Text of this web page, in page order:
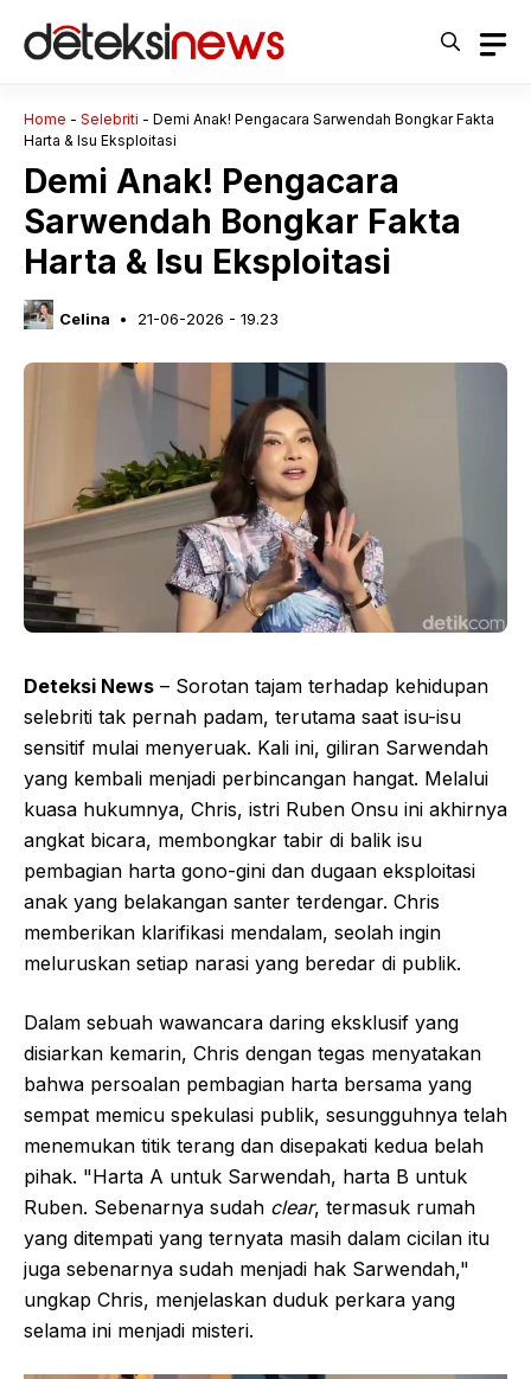
Home - Selebriti - Demi Anak! Pengacara Sarwendah Bongkar Fakta
Harta & Isu Eksploitasi
Demi Anak! Pengacara
Sarwendah Bongkar Fakta
Harta & Isu Eksploitasi
Celina 21-06-2026 - 19.23
Deteksi News – Sorotan tajam terhadap kehidupan
selebriti tak pernah padam, terutama saat isu-isu
sensitif mulai menyeruak. Kali ini, giliran Sarwendah
yang kembali menjadi perbincangan hangat. Melalui
kuasa hukumnya, Chris, istri Ruben Onsu ini akhirnya
angkat bicara, membongkar tabir di balik isu
pembagian harta gono-gini dan dugaan eksploitasi
anak yang belakangan santer terdengar. Chris
memberikan klarifikasi mendalam, seolah ingin
meluruskan setiap narasi yang beredar di publik.
Dalam sebuah wawancara daring eksklusif yang
disiarkan kemarin, Chris dengan tegas menyatakan
bahwa persoalan pembagian harta bersama yang
sempat memicu spekulasi publik, sesungguhnya telah
menemukan titik terang dan disepakati kedua belah
pihak. "Harta A untuk Sarwendah, harta B untuk
Ruben. Sebenarnya sudah clear, termasuk rumah
yang ditempati yang ternyata masih dalam cicilan itu
juga sebenarnya sudah menjadi hak Sarwendah,"
ungkap Chris, menjelaskan duduk perkara yang
selama ini menjadi misteri.